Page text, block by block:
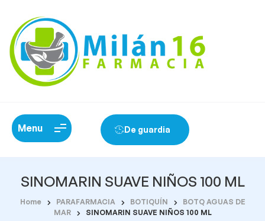
Menu De guardia
SINOMARIN SUAVE NIÑOS 100 ML
Home PARAFARMACIA BOTIQUÍN
BOTQ AGUAS DE
MAR
SINOMARIN SUAVE NIÑOS 100 ML